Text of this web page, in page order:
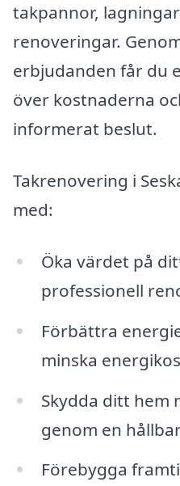
takpannor,
renoveringar.
erbjudanden får du
över kostnaderna
informerat beslut.
Takrenovering i
med:
Öka värdet på
professionell
Förbättra
minska
Skydda ditt hem
genom en
Förebygga